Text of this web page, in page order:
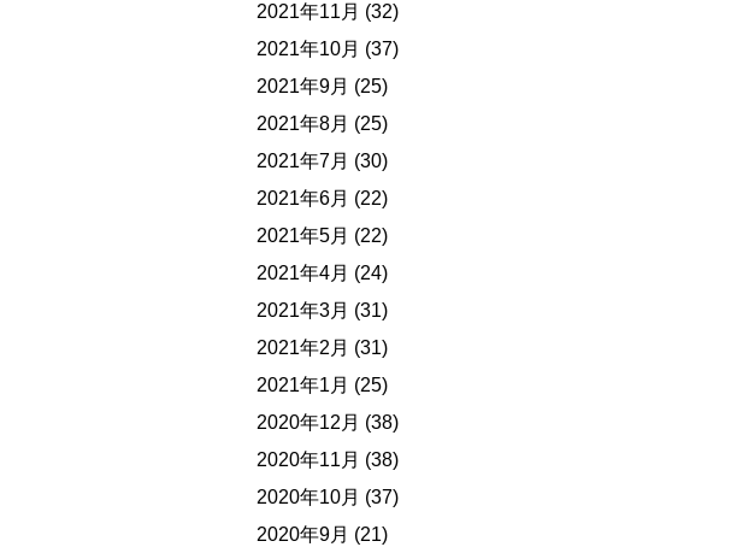
2021年11月 (32)
2021年10月 (37)
2021年9月 (25)
2021年8月 (25)
2021年7月 (30)
2021年6月 (22)
2021年5月 (22)
2021年4月 (24)
2021年3月 (31)
2021年2月 (31)
2021年1月 (25)
2020年12月 (38)
2020年11月 (38)
2020年10月 (37)
2020年9月 (21)